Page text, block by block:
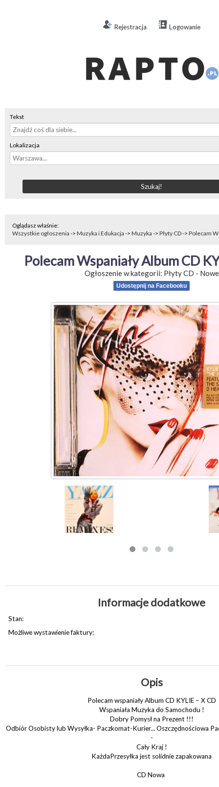
Rejestracja Logowanie
Tekst
Lokalizacja
Oglądasz właśnie:
Wszystkie ogłoszenia -> Muzyka i Edukacja -> Muzyka -> Płyty CD-> Polecam
Polecam Wspaniały Album CD
Ogłoszenie w kategorii: Płyty CD - Nowe
Udostępnij na Facebooku
Informacje dodatkowe
Stan:
Możliwe wystawienie faktury:
Opis
Polecam wspaniały Album CD KYLIE – X CD
Wspaniała Muzyka do Samochodu !
Dobry Pomysł na Prezent !!!
Odbiór Osobisty lub Wysyłka- Paczkomat-Kurier... Oszczędnościowa
-
Cały Kraj !
KażdaPrzesyłka jest solidnie zapakowana
CD Nowa